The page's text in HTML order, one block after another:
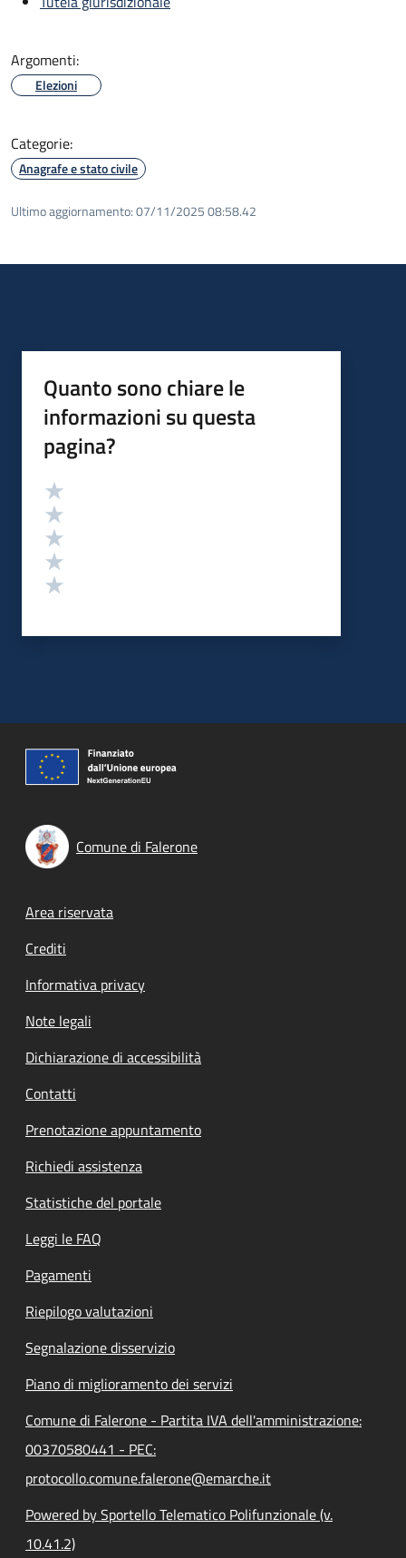
Argomenti:
Elezioni
Categorie:
Anagrafe e stato civile
Ultimo aggiornamento:07/11/2025 08:58.42
Quanto sono chiare le
informazioni su questa
pagina?
Valutazione
Comune di Falerone
Footer menu
Area riservata
Crediti
Informativa privacy
Note legali
Dichiarazione di accessibilità
Contatti
Prenotazione appuntamento
Richiedi assistenza
Statistiche del portale
Leggi le FAQ
Pagamenti
Riepilogo valutazioni
Segnalazione disservizio
Piano di miglioramento dei servizi
Comune di Falerone - Partita IVA dell'amministrazione:
00370580441 - PEC:
protocollo.comune.falerone@emarche.it
Powered by Sportello Telematico Polifunzionale (v.
10.41.2)